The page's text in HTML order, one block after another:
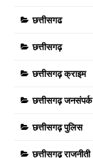
छत्तीसगढ
छत्तीसगढ़
छत्तीसगढ़ क्राइम
छत्तीसगढ़ जनसंपर्क
छत्तीसगढ़ पुलिस
छत्तीसगढ़ राजनीती